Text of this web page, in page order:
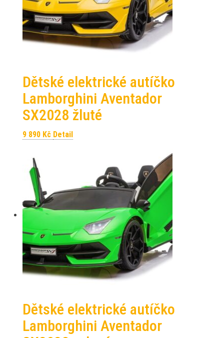
Dětské elektrické autíčko
Lamborghini Aventador
SX2028 žluté
9 890 Kč Detail
Dětské elektrické autíčko
Lamborghini Aventador